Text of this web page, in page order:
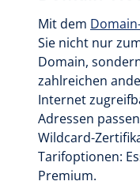
Mit dem
Sie nicht nur
Domain,
zahlreichen
Internet
Adressen
Wildcard-
Tarifoptionen:
Premium.